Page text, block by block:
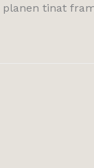
tinat